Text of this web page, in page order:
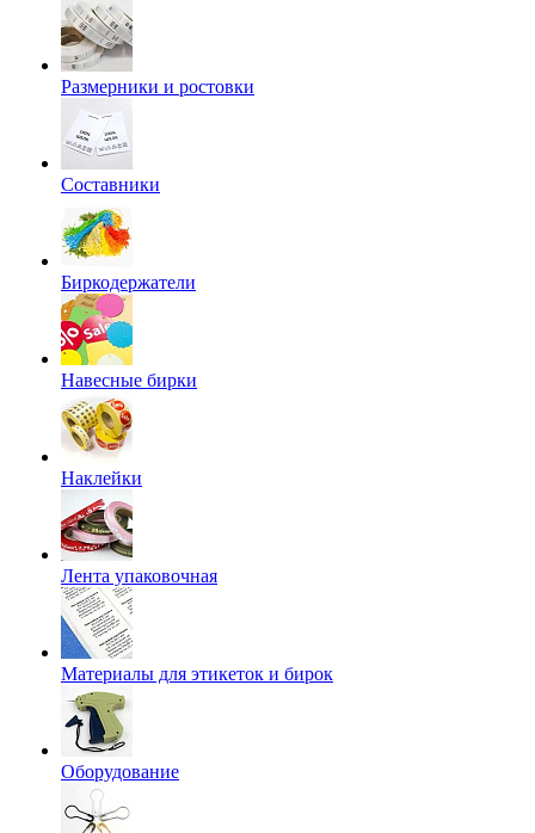
Размерники и ростовки
Составники
Биркодержатели
Навесные бирки
Наклейки
Лента упаковочная
Материалы для этикеток и бирок
Оборудование